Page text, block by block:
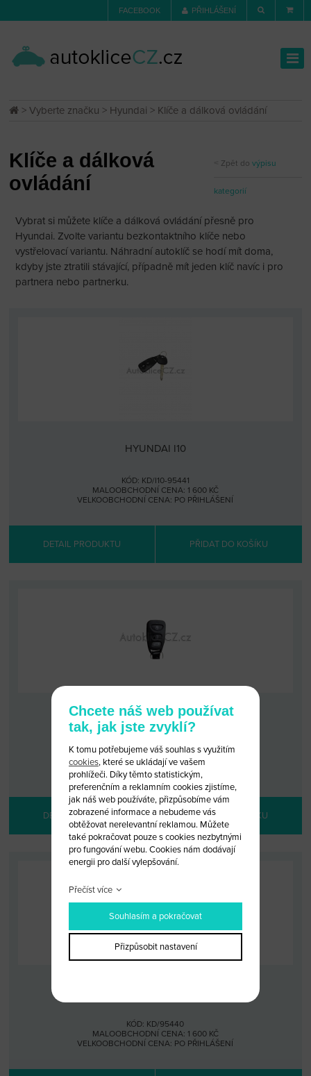
FACEBOOK PŘIHLÁŠENÍ
>Vyberte značku > Hyundai > Klíče a dálková ovládání
Zpět dovýpisu
kategorií
Klíče a dálková
ovládání
Vybrat si můžete klíče a dálková ovládání přesně pro
Hyundai. Zvolte variantu bezkontaktního klíče nebo
vystřelovací variantu. Náhradní autoklíč se hodí mít doma,
kdyby jste ztratili stávající, případně mít jeden klíč navíc i pro
partnera nebo partnerku.
HYUNDAI I10
KÓD: KD/I10-95441
MALOOBCHODNÍ CENA: 1 600 KČ
VELKOOBCHODNÍ CENA: PO PŘIHLÁŠENÍ
DETAIL PRODUKTU PŘIDAT DO KOŠÍKU
HYUNDAI ROHENS
KÓD: KD/ROHENS
MALOOBCHODNÍ CENA: 1 600 KČ
VELKOOBCHODNÍ CENA:PO PŘIHLÁŠENÍ
DETAIL PRODUKTU PŘIDAT DO KOŠÍKU
KÓD: KD/95440
MALOOBCHODNÍ CENA: 1 600 KČ
VELKOOBCHODNÍ CENA: PO PŘIHLÁŠENÍ
Chcete náš web používat
tak, jak jste zvyklí?
K tomu potřebujeme váš souhlas s využitím
cookies, které se ukládají ve vašem
prohlížeči. Díky těmto statistickým,
preferenčním a reklamním cookies zjistíme,
jak náš web používáte, přizpůsobíme vám
zobrazené informace a nebudeme vás
obtěžovat nerelevantní reklamou. Můžete
také pokračovat pouze s cookies nezbytnými
pro fungování webu. Cookies nám dodávají
energii pro další vylepšování.
Přečíst více
Souhlasím a pokračovat
Přizpůsobit nastavení